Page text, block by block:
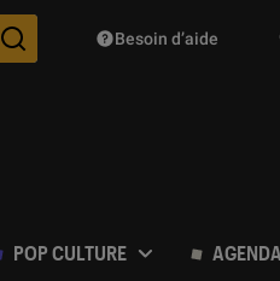
Des suggestions de produits
Besoin d’aide
POP CULTURE AGENDA